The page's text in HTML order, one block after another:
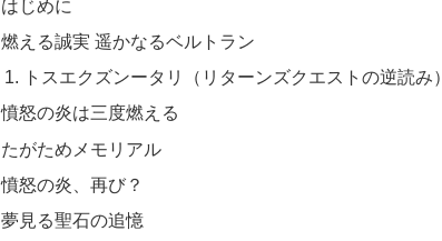
はじめに
燃える誠実 遥かなるベルトラン
トスエクズンータリ（リターンズクエストの逆読み）
憤怒の炎は三度燃える
たがためメモリアル
憤怒の炎、再び？
夢見る聖石の追憶